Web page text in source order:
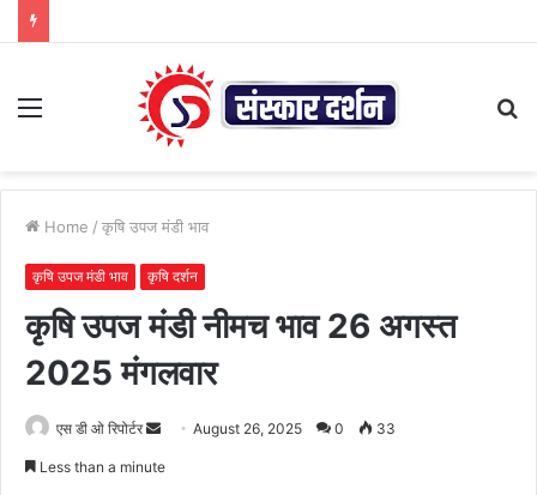
Menu
Home / कृषि उपज मंडी भाव
कृषि उपज मंडी भाव कृषि दर्शन
कृषि उपज मंडी नीमच भाव 26 अगस्त
2025 मंगलवार
एस डी ओ रिपोर्टर
Send August 26, 2025 0 33
Less than a minute